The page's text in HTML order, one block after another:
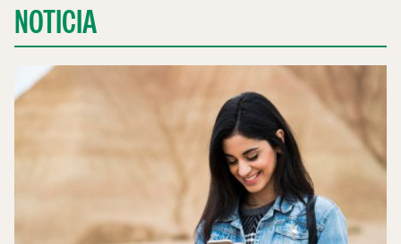
NOTICIA